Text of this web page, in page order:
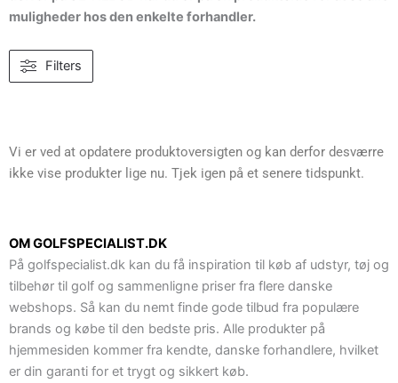
muligheder hos den enkelte forhandler.
Filters
Vi er ved at opdatere produktoversigten og kan derfor desværre
ikke vise produkter lige nu. Tjek igen på et senere tidspunkt.
OM GOLFSPECIALIST.DK
På golfspecialist.dk kan du få inspiration til køb af udstyr, tøj og
tilbehør til golf og sammenligne priser fra flere danske
webshops. Så kan du nemt finde gode tilbud fra populære
brands og købe til den bedste pris. Alle produkter på
hjemmesiden kommer fra kendte, danske forhandlere, hvilket
er din garanti for et trygt og sikkert køb.